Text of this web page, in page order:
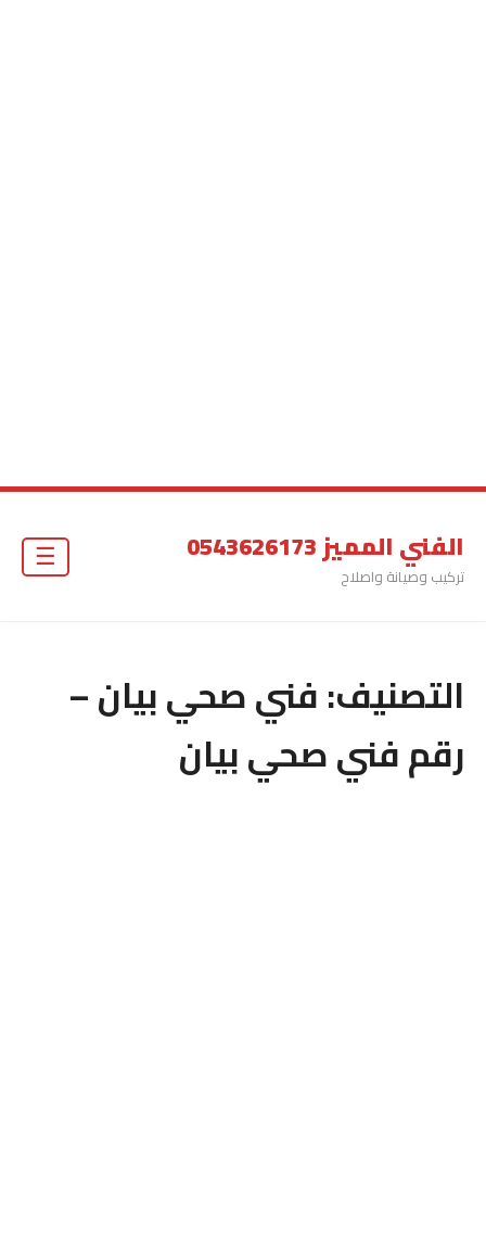
الفني المميز 0543626173
تركيب وصيانة واصلاح
التصنيف:فني صحي بيان –
رقم فني صحي بيان